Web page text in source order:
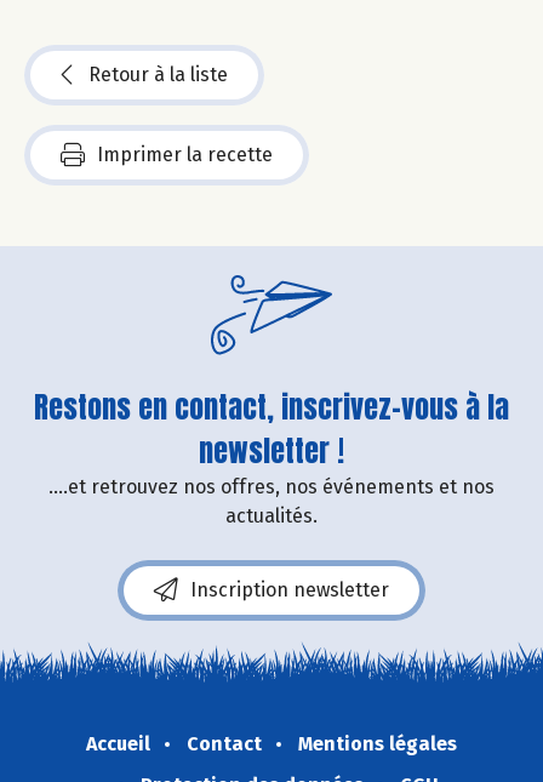
Retour à la liste
Imprimer la recette
Restons en contact, inscrivez-vous à la
newsletter !
....et retrouvez nos offres, nos événements et nos
actualités.
Inscription newsletter
Accueil Contact
Mentions légales